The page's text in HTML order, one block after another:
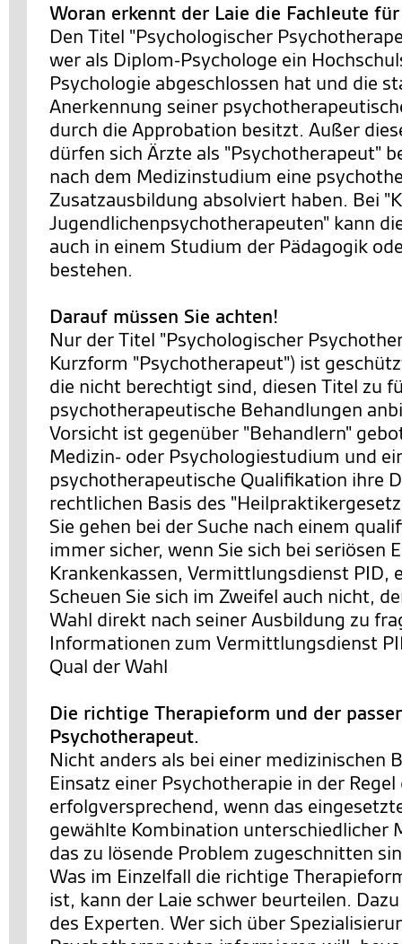
Woran erkennt der Laie die Fachleute
Den Titel "Psychologischer
wer als Diplom-Psychologe ein
Psychologie abgeschlossen hat und die
Anerkennung seiner
durch die Approbation besitzt. Außer
dürfen sich Ärzte als "Psychotherapeut"
nach dem Medizinstudium eine
Zusatzausbildung absolviert haben. Bei
Jugendlichenpsychotherapeuten" kann
auch in einem Studium der Pädagogik
bestehen.
Darauf müssen Sie achten!
Nur der Titel "Psychologischer
Kurzform "Psychotherapeut") ist
die nicht berechtigt sind, diesen Titel zu
psychotherapeutische Behandlungen
Vorsicht ist gegenüber "Behandlern"
Medizin- oder Psychologiestudium und
psychotherapeutische Qualifikation ihre
rechtlichen Basis des
Sie gehen bei der Suche nach einem
immer sicher, wenn Sie sich bei seriösen
Krankenkassen, Vermittlungsdienst PID,
Scheuen Sie sich im Zweifel auch nicht,
Wahl direkt nach seiner Ausbildung zu
Informationen zum Vermittlungsdienst
Qual der Wahl
Die richtige Therapieform und der
Psychotherapeut.
Nicht anders als bei einer medizinischen
Einsatz einer Psychotherapie in der
erfolgversprechend, wenn das
gewählte Kombination unterschiedlicher
das zu lösende Problem zugeschnitten
Was im Einzelfall die richtige
ist, kann der Laie schwer beurteilen.
des Experten. Wer sich über